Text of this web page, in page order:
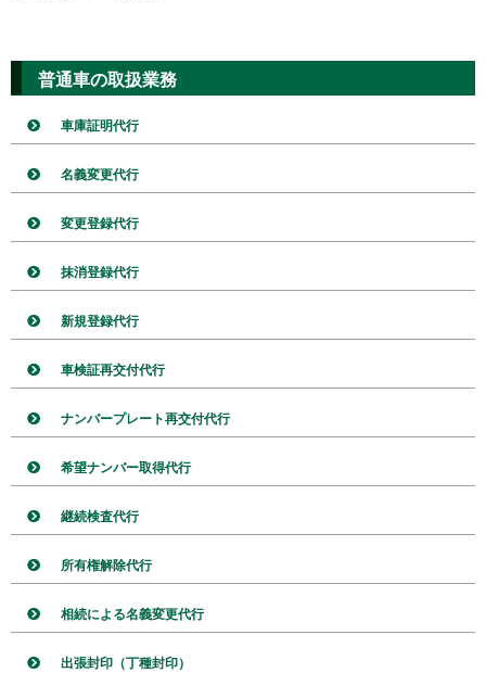
普通車の取扱業務
車庫証明代行
名義変更代行
変更登録代行
抹消登録代行
新規登録代行
車検証再交付代行
ナンバープレート再交付代行
希望ナンバー取得代行
継続検査代行
所有権解除代行
相続による名義変更代行
出張封印（丁種封印）